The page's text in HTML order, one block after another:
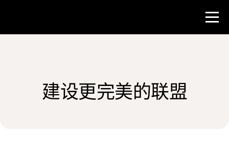
教师资源建设更完美的联盟